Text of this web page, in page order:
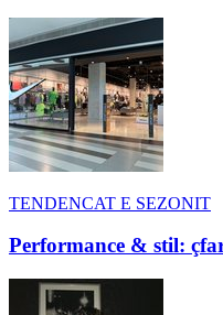
TENDENCAT E SEZONIT
Performance & stil: